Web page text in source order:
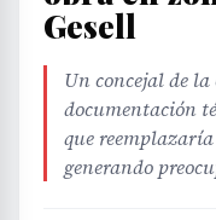
Gesell
Un concejal de
documentación
que
generando